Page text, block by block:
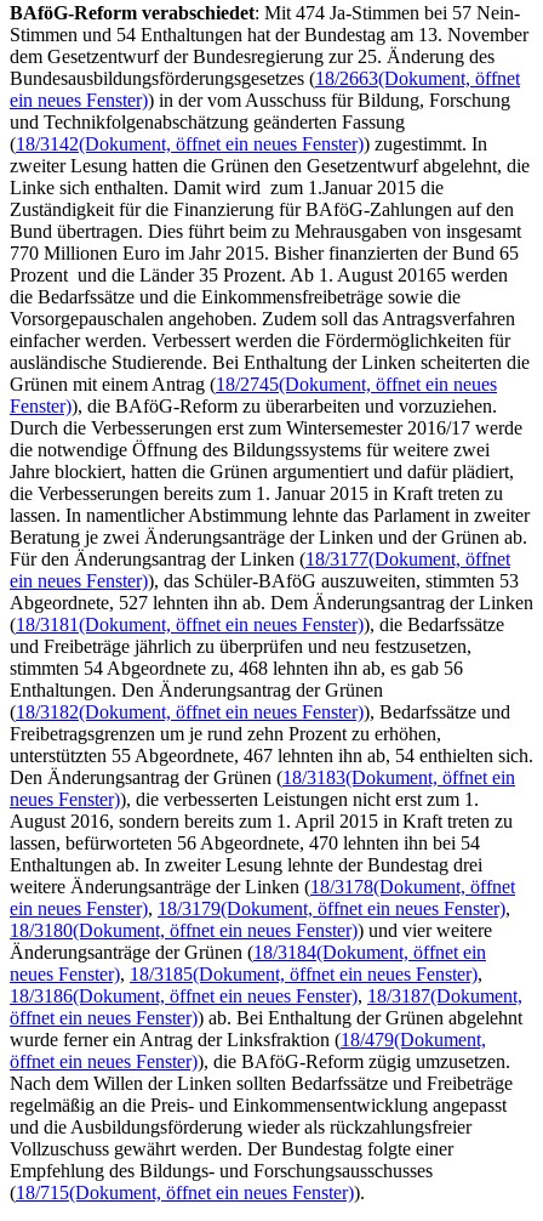
BAföG-Reform verabschiedet: Mit 474 Ja-Stimmen bei 57 Nein-
Stimmen und 54 Enthaltungen hat der Bundestag am 13. November
dem Gesetzentwurf der Bundesregierung zur 25. Änderung des
Bundesausbildungsförderungsgesetzes (18/2663(Dokument, öffnet
ein neues Fenster)) in der vom Ausschuss für Bildung, Forschung
und Technikfolgenabschätzung geänderten Fassung
(18/3142(Dokument, öffnet ein neues Fenster)) zugestimmt. In
zweiter Lesung hatten die Grünen den Gesetzentwurf abgelehnt, die
Linke sich enthalten. Damit wird zum 1.Januar 2015 die
Zuständigkeit für die Finanzierung für BAföG-Zahlungen auf den
Bund übertragen. Dies führt beim zu Mehrausgaben von insgesamt
770 Millionen Euro im Jahr 2015. Bisher finanzierten der Bund 65
Prozent und die Länder 35 Prozent. Ab 1. August 20165 werden
die Bedarfssätze und die Einkommensfreibeträge sowie die
Vorsorgepauschalen angehoben. Zudem soll das Antragsverfahren
einfacher werden. Verbessert werden die Fördermöglichkeiten für
ausländische Studierende. Bei Enthaltung der Linken scheiterten die
Grünen mit einem Antrag (18/2745(Dokument, öffnet ein neues
Fenster)), die BAföG-Reform zu überarbeiten und vorzuziehen.
Durch die Verbesserungen erst zum Wintersemester 2016/17 werde
die notwendige Öffnung des Bildungssystems für weitere zwei
Jahre blockiert, hatten die Grünen argumentiert und dafür plädiert,
die Verbesserungen bereits zum 1. Januar 2015 in Kraft treten zu
lassen. In namentlicher Abstimmung lehnte das Parlament in zweiter
Beratung je zwei Änderungsanträge der Linken und der Grünen ab.
Für den Änderungsantrag der Linken (18/3177(Dokument, öffnet
ein neues Fenster)), das Schüler-BAföG auszuweiten, stimmten 53
Abgeordnete, 527 lehnten ihn ab. Dem Änderungsantrag der Linken
(18/3181(Dokument, öffnet ein neues Fenster)), die Bedarfssätze
und Freibeträge jährlich zu überprüfen und neu festzusetzen,
stimmten 54 Abgeordnete zu, 468 lehnten ihn ab, es gab 56
Enthaltungen. Den Änderungsantrag der Grünen
(18/3182(Dokument, öffnet ein neues Fenster)), Bedarfssätze und
Freibetragsgrenzen um je rund zehn Prozent zu erhöhen,
unterstützten 55 Abgeordnete, 467 lehnten ihn ab, 54 enthielten sich.
Den Änderungsantrag der Grünen (18/3183(Dokument, öffnet ein
neues Fenster)), die verbesserten Leistungen nicht erst zum 1.
August 2016, sondern bereits zum 1. April 2015 in Kraft treten zu
lassen, befürworteten 56 Abgeordnete, 470 lehnten ihn bei 54
Enthaltungen ab. In zweiter Lesung lehnte der Bundestag drei
weitere Änderungsanträge der Linken (18/3178(Dokument, öffnet
ein neues Fenster), 18/3179(Dokument, öffnet ein neues Fenster),
18/3180(Dokument, öffnet ein neues Fenster)) und vier weitere
Änderungsanträge der Grünen (18/3184(Dokument, öffnet ein
neues Fenster), 18/3185(Dokument, öffnet ein neues Fenster),
18/3186(Dokument, öffnet ein neues Fenster), 18/3187(Dokument,
öffnet ein neues Fenster)) ab. Bei Enthaltung der Grünen abgelehnt
wurde ferner ein Antrag der Linksfraktion (18/479(Dokument,
öffnet ein neues Fenster)), die BAföG-Reform zügig umzusetzen.
Nach dem Willen der Linken sollten Bedarfssätze und Freibeträge
regelmäßig an die Preis- und Einkommensentwicklung angepasst
und die Ausbildungsförderung wieder als rückzahlungsfreier
Vollzuschuss gewährt werden. Der Bundestag folgte einer
Empfehlung des Bildungs- und Forschungsausschusses
(18/715(Dokument, öffnet ein neues Fenster)).